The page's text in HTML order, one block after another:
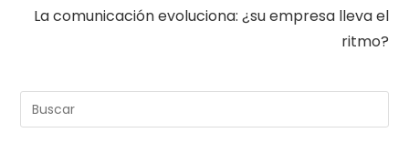
La comunicación evoluciona: ¿su empresa lleva el
ritmo?